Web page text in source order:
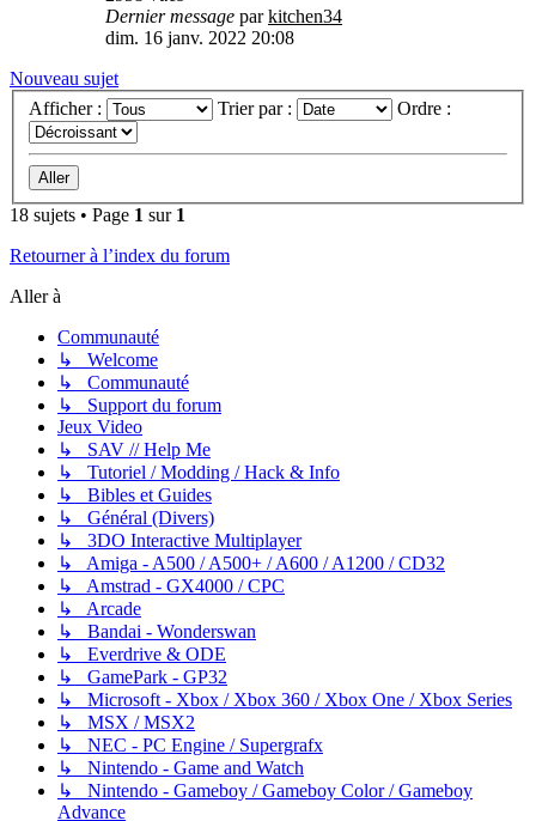
Dernier message parkitchen34
dim. 16 janv. 2022 20:08
Nouveau sujet
Afficher :
Trier par : Ordre :
18 sujets • Page 1 sur 1
Retourner à l’index du forum
Aller à
Communauté
↳ Welcome
↳ Communauté
↳ Support du forum
Jeux Video
↳ SAV // Help Me
↳ Tutoriel / Modding / Hack & Info
↳ Bibles et Guides
↳ Général (Divers)
↳ 3DO Interactive Multiplayer
↳ Amiga - A500 / A500+ / A600 / A1200 / CD32
↳ Amstrad - GX4000 / CPC
↳ Arcade
↳ Bandai - Wonderswan
↳ Everdrive & ODE
↳ GamePark - GP32
↳ Microsoft - Xbox / Xbox 360 / Xbox One / Xbox Series
↳ MSX / MSX2
↳ NEC - PC Engine / Supergrafx
↳ Nintendo - Game and Watch
↳ Nintendo - Gameboy / Gameboy Color / Gameboy
Advance